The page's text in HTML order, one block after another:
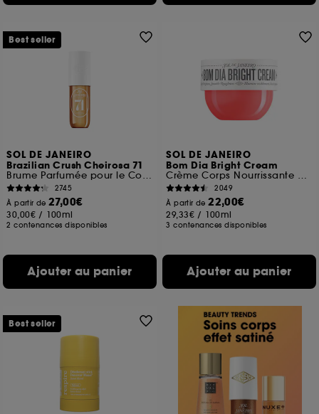
SOL DE JANEIRO
Brazilian Crush Cheirosa 71
Brume Parfumée pour le Corps et les cheveux
2745
À partir de27,00€
30,00€ / 100ml
2 contenances disponibles
Ajouter au panier
Best seller
SOL DE JANEIRO
Bom Dia Bright Cream
Crème Corps Nourrissante et Exfoliante
2049
À partir de22,00€
29,33€ / 100ml
3 contenances disponibles
Ajouter au panier
Best seller